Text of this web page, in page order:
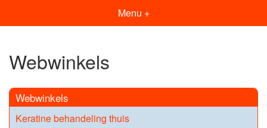
Menu +
Webwinkels
Webwinkels
Keratine behandeling thuis